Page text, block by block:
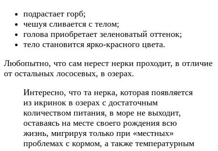
подрастает горб;
чешуя сливается с телом;
голова приобретает зеленоватый оттенок;
тело становится ярко-красного цвета.
Любопытно, что сам нерест нерки проходит, в отличие
от остальных лососевых, в озерах.
Интересно, что та нерка, которая появляется
из икринок в озерах с достаточным
количеством питания, в море не выходит,
оставаясь на месте своего рождения всю
жизнь, мигрируя только при «местных»
проблемах с кормом, а также температурным